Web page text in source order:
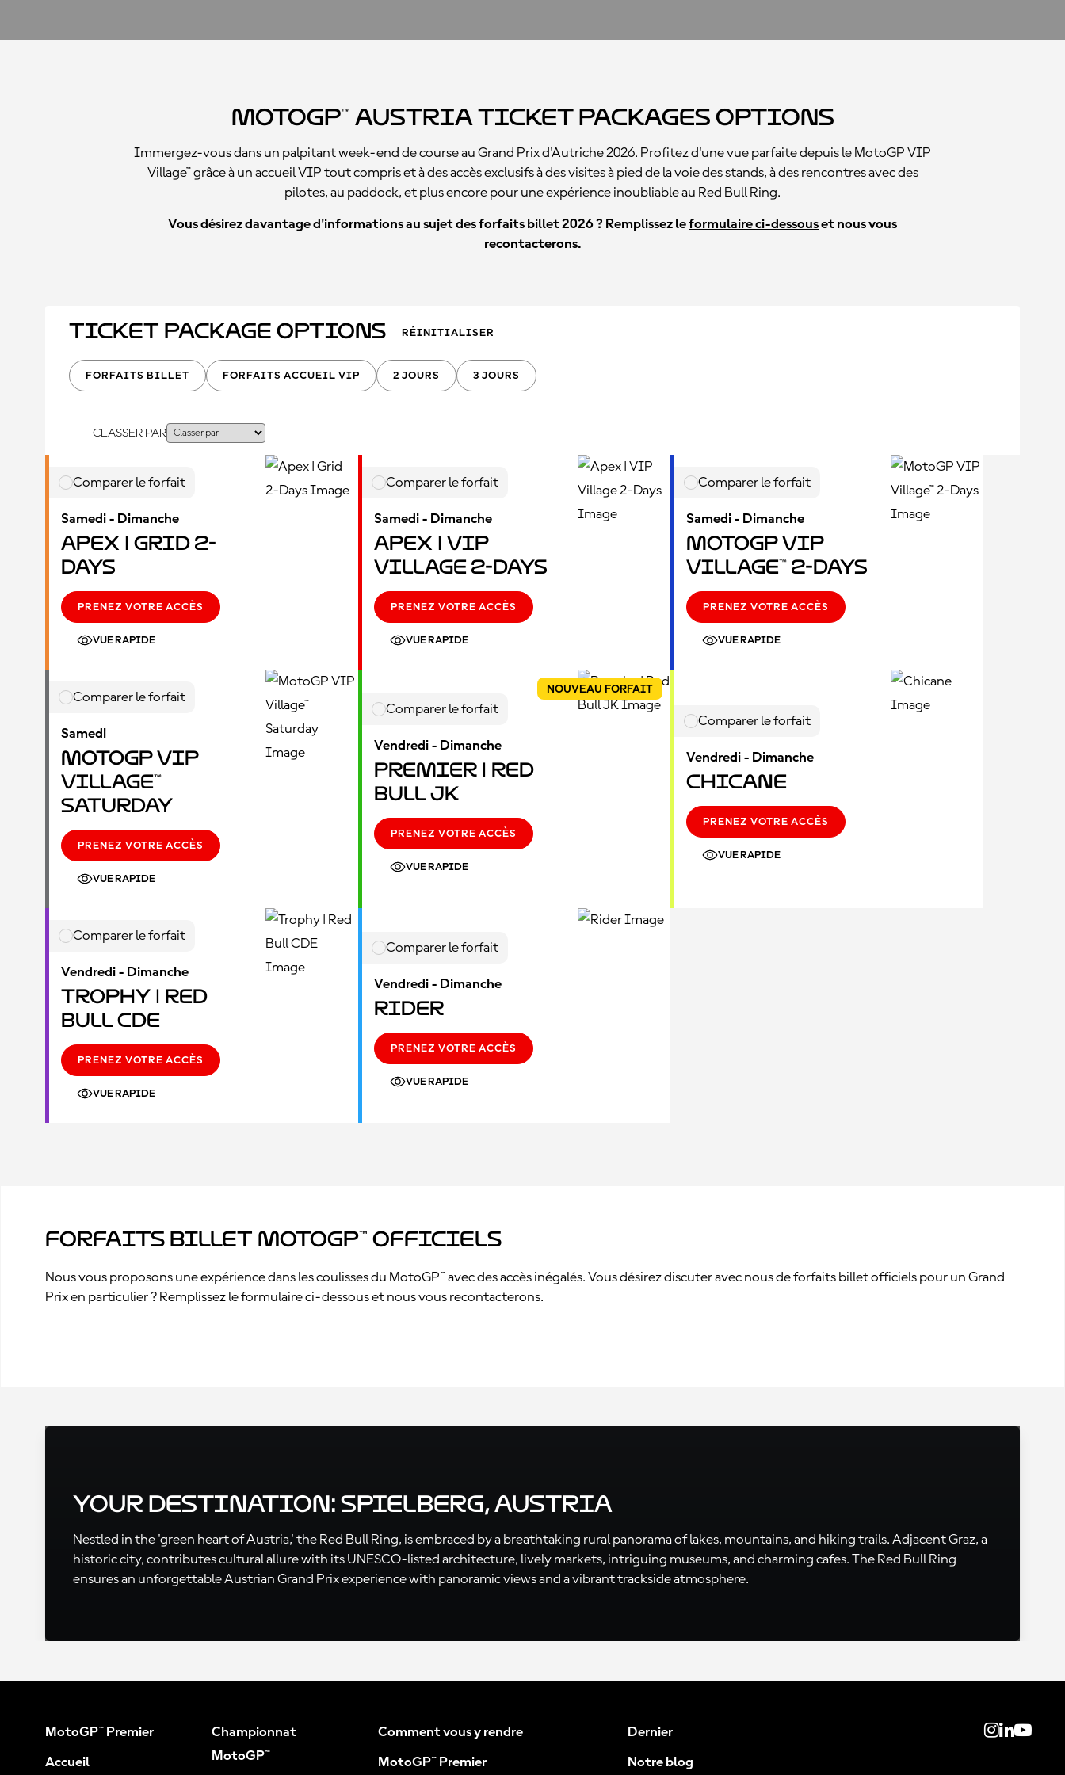
MotoGP™ Austria Ticket Packages Options
Immergez-vous dans un palpitant week-end de course au Grand Prix d'Autriche 2026. Profitez d'une vue parfaite depuis le MotoGP VIP
Village™ grâce à un accueil VIP tout compris et à des accès exclusifs à des visites à pied de la voie des stands, à des rencontres avec des
pilotes, au paddock, et plus encore pour une expérience inoubliable au Red Bull Ring.
Vous désirez davantage d'informations au sujet des forfaits billet 2026 ? Remplissez leformulaire ci-dessouset nous vous
recontacterons.
Ticket Package Options RÉINITIALISER
FORFAITS BILLET FORFAITS ACCUEIL VIP 2 JOURS 3 JOURS
CLASSER PAR
Comparer le forfait
Samedi - Dimanche
Apex | Grid 2-
Days
PRENEZ VOTRE ACCÈS
VUE RAPIDE
Comparer le forfait
Samedi - Dimanche
Apex | VIP
Village 2-Days
PRENEZ VOTRE ACCÈS
VUE RAPIDE
Comparer le forfait
Samedi - Dimanche
MotoGP VIP
Village™ 2-Days
PRENEZ VOTRE ACCÈS
VUE RAPIDE
Comparer le forfait
Samedi
MotoGP VIP
Village™
Saturday
PRENEZ VOTRE ACCÈS
VUE RAPIDE
Comparer le forfait
Vendredi - Dimanche
Premier | Red
Bull JK
PRENEZ VOTRE ACCÈS
VUE RAPIDE
NOUVEAU FORFAIT
Comparer le forfait
Vendredi - Dimanche
Chicane
PRENEZ VOTRE ACCÈS
VUE RAPIDE
Comparer le forfait
Vendredi - Dimanche
Trophy | Red
Bull CDE
PRENEZ VOTRE ACCÈS
VUE RAPIDE
Comparer le forfait
Vendredi - Dimanche
Rider
PRENEZ VOTRE ACCÈS
VUE RAPIDE
Forfaits billet MotoGP™ officiels
Nous vous proposons une expérience dans les coulisses du MotoGP™ avec des accès inégalés. Vous désirez discuter avec nous de forfaits billet officiels pour un Grand
Prix en particulier ? Remplissez le formulaire ci-dessous et nous vous recontacterons.
Your Destination: Spielberg, Austria
Nestled in the 'green heart of Austria,' the Red Bull Ring, is embraced by a breathtaking rural panorama of lakes, mountains, and hiking trails. Adjacent Graz, a
historic city, contributes cultural allure with its UNESCO-listed architecture, lively markets, intriguing museums, and charming cafes. The Red Bull Ring
ensures an unforgettable Austrian Grand Prix experience with panoramic views and a vibrant trackside atmosphere.
MotoGP™ Premier
Accueil
Championnat
MotoGP™
Comment vous y rendre
MotoGP™ Premier
Dernier
Notre blog